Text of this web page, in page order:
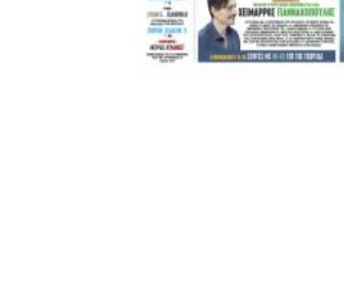
ΑΜΠΑΛΑΕΑ, ΜΑΚΕΔΟΝΕΣ, ΤΟΥΜΠΑ,